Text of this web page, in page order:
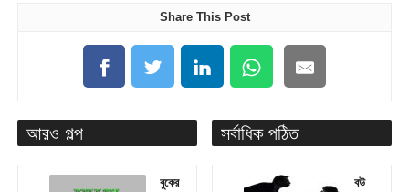
Share This Post
আরও গল্প
বুকের
সর্বাধিক পঠিত
বউ